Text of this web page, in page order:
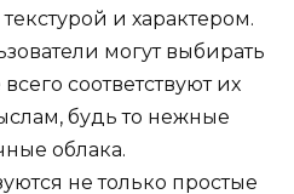
и характером.
могут выбирать
соответствуют их
будь то нежные
облака.
не только простые